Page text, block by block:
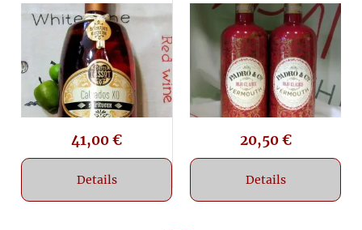
41,00€
Details
20,50€
Details